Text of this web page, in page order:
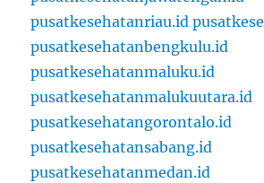
pusatkesehatanriau.id
pusatkesehatanbengkulu.id
pusatkesehatanmaluku.id
pusatkesehatanmalukuutara.id
pusatkesehatangorontalo.id
pusatkesehatansabang.id
pusatkesehatanmedan.id